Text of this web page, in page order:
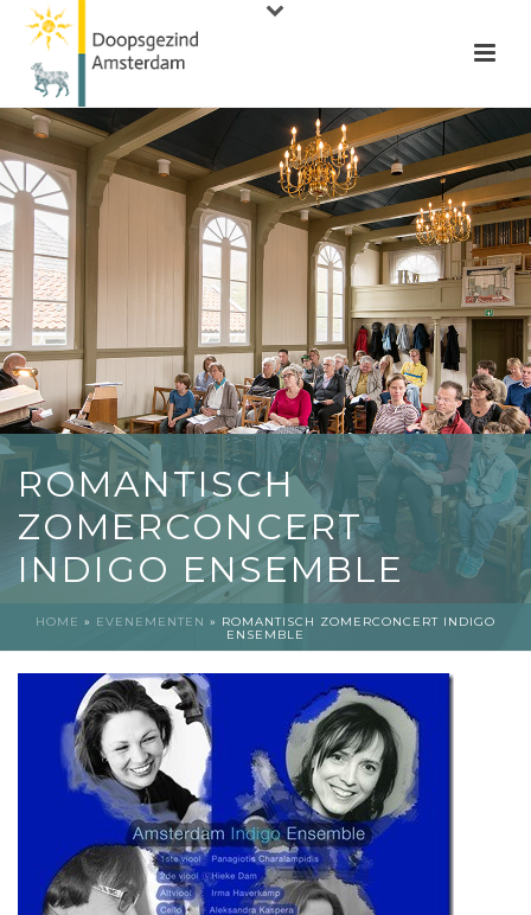
ROMANTISCH
ZOMERCONCERT
INDIGO ENSEMBLE
HOME » EVENEMENTEN » ROMANTISCH ZOMERCONCERT INDIGO
ENSEMBLE